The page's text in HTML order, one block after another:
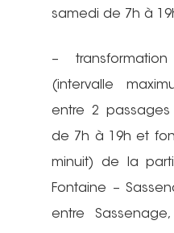
samedi de 7h à
–
(intervalle
entre 2
de 7h à 19h et
minuit) de la
Fontaine –
entre